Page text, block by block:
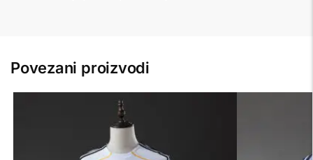
Povezani proizvodi